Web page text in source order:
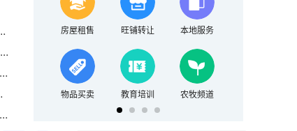
房屋租售 旺铺转让 本地服务
物品买卖 教育培训 农牧频道